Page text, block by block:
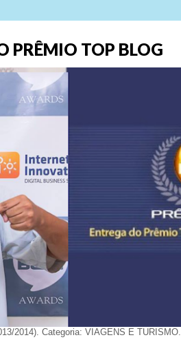
PRÊMIO TOP BLOG
2014). Categoria: VIAGENS E TURISMO.